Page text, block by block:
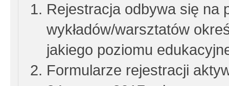
Rejestracja odbywa się na
wykładów/warsztatów
jakiego poziomu
Formularze rejestracji